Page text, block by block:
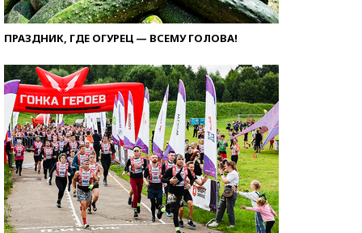
ПРАЗДНИК, ГДЕ ОГУРЕЦ — ВСЕМУ ГОЛОВА!